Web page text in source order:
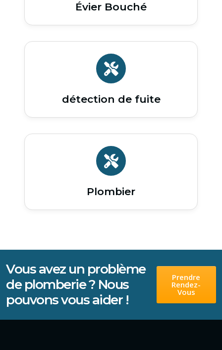
Évier Bouché
détection de fuite
Plombier
Vous avez un problème
de plomberie ? Nous
pouvons vous aider !
Prendre
Rendez-
Vous